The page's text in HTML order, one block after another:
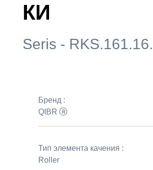
КИ
Seris -
Бренд :
QIBR
Тип элемента качения :
Roller